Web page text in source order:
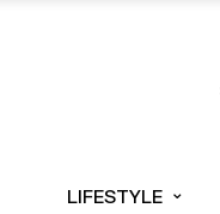
LIFESTYLE ⌄